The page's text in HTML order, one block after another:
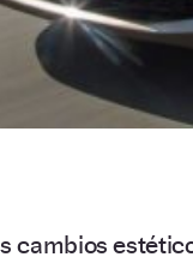
cambios